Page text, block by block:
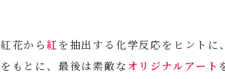
紅花から紅を抽出する化学反応をヒントに、
をもとに、最後は素敵なオリジナルアート